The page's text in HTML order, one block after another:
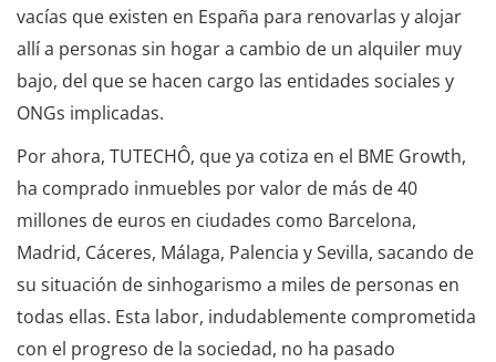
vacías que existen en España para renovarlas y alojar
allí a personas sin hogar a cambio de un alquiler muy
bajo, del que se hacen cargo las entidades sociales y
ONGs implicadas.
Por ahora, TUTECHÔ, que ya cotiza en el BME Growth,
ha comprado inmuebles por valor de más de 40
millones de euros en ciudades como Barcelona,
Madrid, Cáceres, Málaga, Palencia y Sevilla, sacando de
su situación de sinhogarismo a miles de personas en
todas ellas. Esta labor, indudablemente comprometida
con el progreso de la sociedad, no ha pasado